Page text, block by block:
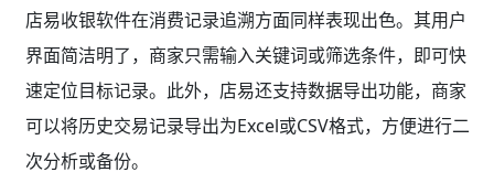
店易收银软件在消费记录追溯方面同样表现出色。其用户
界面简洁明了，商家只需输入关键词或筛选条件，即可快
速定位目标记录。此外，店易还支持数据导出功能，商家
可以将历史交易记录导出为Excel或CSV格式，方便进行二
次分析或备份。